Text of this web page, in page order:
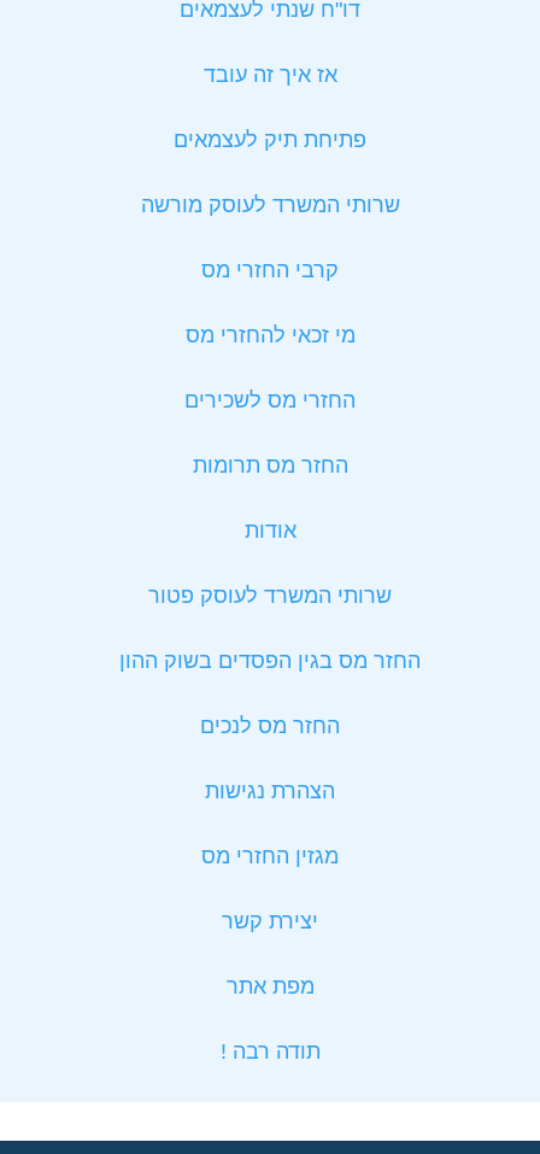
דו"ח שנתי לעצמאים
אז איך זה עובד
פתיחת תיק לעצמאים
שרותי המשרד לעוסק מורשה
קרבי החזרי מס
מי זכאי להחזרי מס
החזרי מס לשכירים
החזר מס תרומות
אודות
שרותי המשרד לעוסק פטור
החזר מס בגין הפסדים בשוק ההון
החזר מס לנכים
הצהרת נגישות
מגזין החזרי מס
יצירת קשר
מפת אתר
תודה רבה !